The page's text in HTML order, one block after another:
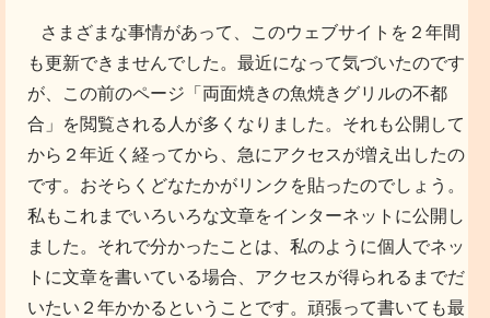
さまざまな事情があって、このウェブサイトを２年間
も更新できませんでした。最近になって気づいたのです
が、この前のページ「両面焼きの魚焼きグリルの不都
合」を閲覧される人が多くなりました。それも公開して
から２年近く経ってから、急にアクセスが増え出したの
です。おそらくどなたかがリンクを貼ったのでしょう。
私もこれまでいろいろな文章をインターネットに公開し
ました。それで分かったことは、私のように個人でネッ
トに文章を書いている場合、アクセスが得られるまでだ
いたい２年かかるということです。頑張って書いても最